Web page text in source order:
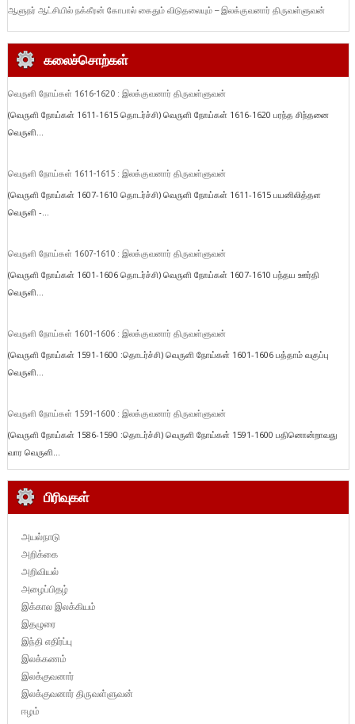
ஆளுநர் ஆட்சியில் நக்கீரன் கோபால் கைதும் விடுதலையும் – இலக்குவனார் திருவள்ளுவன்
கலைச்சொற்கள்
வெருளி நோய்கள் 1616-1620 : இலக்குவனார் திருவள்ளுவன்
(வெருளி நோய்கள் 1611-1615 தொடர்ச்சி) வெருளி நோய்கள் 1616-1620 பரந்த சிந்தனை
வெருளி...
வெருளி நோய்கள் 1611-1615 : இலக்குவனார் திருவள்ளுவன்
(வெருளி நோய்கள் 1607-1610 தொடர்ச்சி) வெருளி நோய்கள் 1611-1615 பயனிலித்தள
வெருளி -...
வெருளி நோய்கள் 1607-1610 : இலக்குவனார் திருவள்ளுவன்
(வெருளி நோய்கள் 1601-1606 தொடர்ச்சி) வெருளி நோய்கள் 1607-1610 பந்தய ஊர்தி
வெருளி...
வெருளி நோய்கள் 1601-1606 : இலக்குவனார் திருவள்ளுவன்
(வெருளி நோய்கள் 1591-1600 :தொடர்ச்சி) வெருளி நோய்கள் 1601-1606 பத்தாம் வகுப்பு
வெருளி...
வெருளி நோய்கள் 1591-1600 : இலக்குவனார் திருவள்ளுவன்
(வெருளி நோய்கள் 1586-1590 :தொடர்ச்சி) வெருளி நோய்கள் 1591-1600 பதினொன்றாவது
வார வெருளி...
பிரிவுகள்
அயல்நாடு
அறிக்கை
அறிவியல்
அழைப்பிதழ்
இக்கால இலக்கியம்
இதழுரை
இந்தி எதிர்ப்பு
இலக்கணம்
இலக்குவனார்
இலக்குவனார் திருவள்ளுவன்
ஈழம்